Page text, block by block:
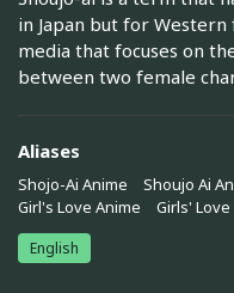
in Japan but for Western
media that focuses on
between two female
Aliases
Shojo-Ai Anime Shoujo Ai
Girl's Love Anime
Girls' Love
English